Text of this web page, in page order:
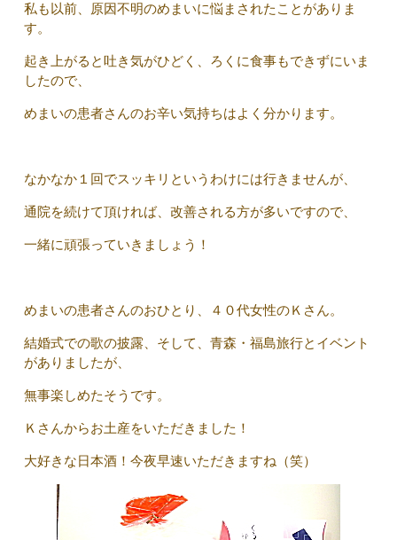
私も以前、原因不明のめまいに悩まされたことがありま
す。
起き上がると吐き気がひどく、ろくに食事もできずにいま
したので、
めまいの患者さんのお辛い気持ちはよく分かります。
なかなか１回でスッキリというわけには行きませんが、
通院を続けて頂ければ、改善される方が多いですので、
一緒に頑張っていきましょう！
めまいの患者さんのおひとり、４０代女性のＫさん。
結婚式での歌の披露、そして、青森・福島旅行とイベント
がありましたが、
無事楽しめたそうです。
Ｋさんからお土産をいただきました！
大好きな日本酒！今夜早速いただきますね（笑）